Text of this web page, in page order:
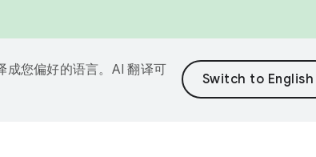
您偏好的语言。AI 翻译可